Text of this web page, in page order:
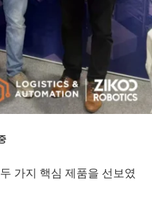
가지 핵심 제품을 선보였